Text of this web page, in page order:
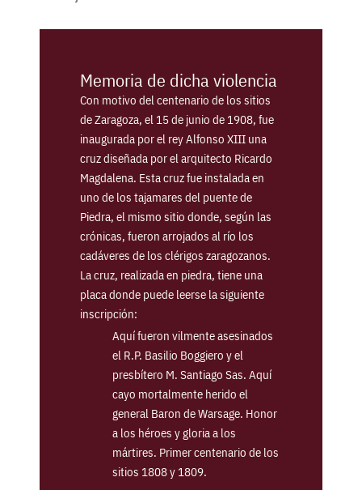
Memoria de dicha violencia
Con motivo del centenario de los sitios
de Zaragoza, el 15 de junio de 1908, fue
inaugurada por el rey Alfonso XIII una
cruz diseñada por el arquitecto Ricardo
Magdalena. Esta cruz fue instalada en
uno de los tajamares del puente de
Piedra, el mismo sitio donde, según las
crónicas, fueron arrojados al río los
cadáveres de los clérigos zaragozanos.
La cruz, realizada en piedra, tiene una
placa donde puede leerse la siguiente
inscripción:
Aquí fueron vilmente asesinados
el R.P. Basilio Boggiero y el
presbítero M. Santiago Sas. Aquí
cayo mortalmente herido el
general Baron de Warsage. Honor
a los héroes y gloria a los
mártires. Primer centenario de los
sitios 1808 y 1809.